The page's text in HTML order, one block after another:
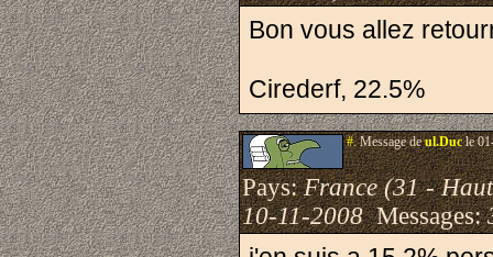
Bon vous allez
Cirederf, 22.5%
#.Message deul.Ducle
Pays:France (31 -
10-11-2008Messages: